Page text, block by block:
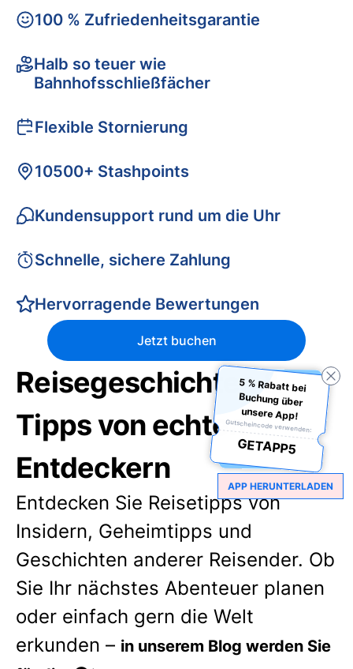
100 % Zufriedenheitsgarantie
Halb so teuer wie
Bahnhofsschließfächer
Flexible Stornierung
10500+ Stashpoints
Kundensupport rund um die Uhr
Schnelle, sichere Zahlung
Hervorragende Bewertungen
Jetzt buchen
Reisegeschichten &
Tipps von echten
Entdeckern
Entdecken Sie Reisetipps von
Insidern, Geheimtipps und
Geschichten anderer Reisender. Ob
Sie Ihr nächstes Abenteuer planen
oder einfach gern die Welt
erkunden – in unserem Blog werden Sie
5 % Rabatt bei
Buchung über
unsere App!
Gutscheincode verwenden:
GETAPP5
APP HERUNTERLADEN